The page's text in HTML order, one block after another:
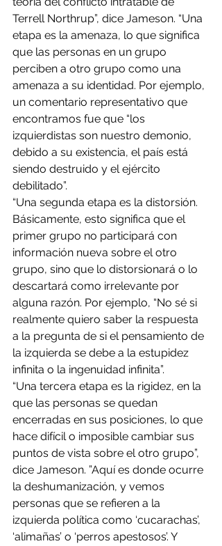
Terrell Northrup”, dice Jameson. “Una
etapa es la amenaza, lo que significa
que las personas en un grupo
perciben a otro grupo como una
amenaza a su identidad. Por ejemplo,
un comentario representativo que
encontramos fue que “los
izquierdistas son nuestro demonio,
debido a su existencia, el país está
siendo destruido y el ejército
debilitado”.
“Una segunda etapa es la distorsión.
Básicamente, esto significa que el
primer grupo no participará con
información nueva sobre el otro
grupo, sino que lo distorsionará o lo
descartará como irrelevante por
alguna razón. Por ejemplo, “No sé si
realmente quiero saber la respuesta
a la pregunta de si el pensamiento de
la izquierda se debe a la estupidez
infinita o la ingenuidad infinita”.
“Una tercera etapa es la rigidez, en la
que las personas se quedan
encerradas en sus posiciones, lo que
hace difícil o imposible cambiar sus
puntos de vista sobre el otro grupo”,
dice Jameson. ”Aquí es donde ocurre
la deshumanización, y vemos
personas que se refieren a la
izquierda política como ‘cucarachas’,
‘alimañas’ o ‘perros apestosos’. Y